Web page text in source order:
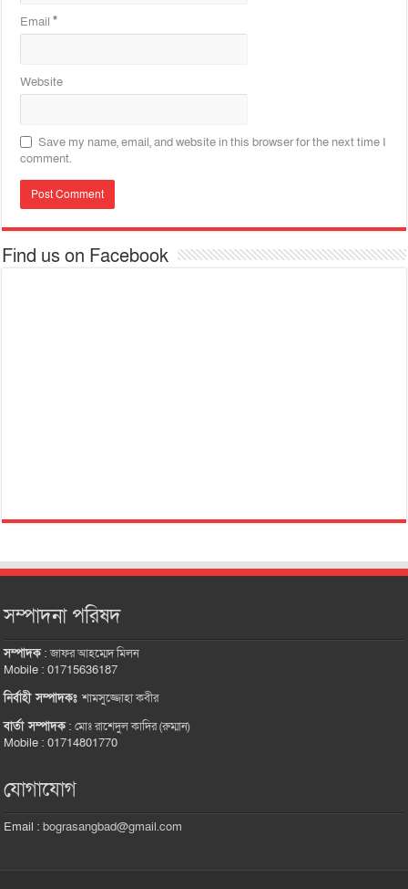
Email*
Website
Save my name, email, and website in this browser for the next time I
comment.
Find us on Facebook
সম্পাদনা পরিষদ
সম্পাদক:জাফর আহম্মেদ মিলন
Mobile : 01715636187
নির্বাহী সম্পাদকঃশামসুজ্জোহা কবীর
বার্তা সম্পাদক:মোঃ রাশেদুল কাদির (রুম্মান)
Mobile : 01714801770
যোগাযোগ
Email :bograsangbad@gmail.com